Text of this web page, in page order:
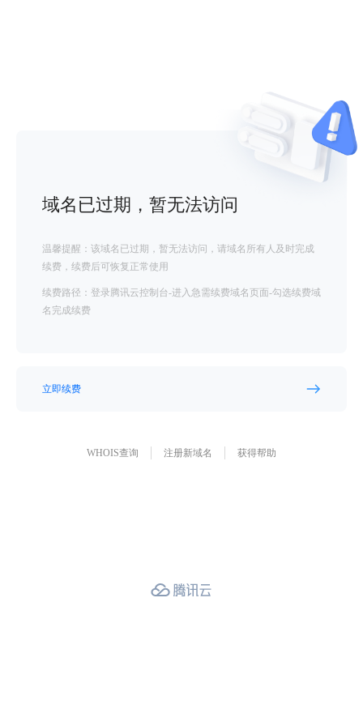
域名已过期，暂无法访问
温馨提醒：该域名已过期，暂无法访问，请域名所有人及时完成
续费，续费后可恢复正常使用
续费路径：登录腾讯云控制台-进入急需续费域名页面-勾选续费域
名完成续费
立即续费
WHOIS查询 注册新域名 获得帮助